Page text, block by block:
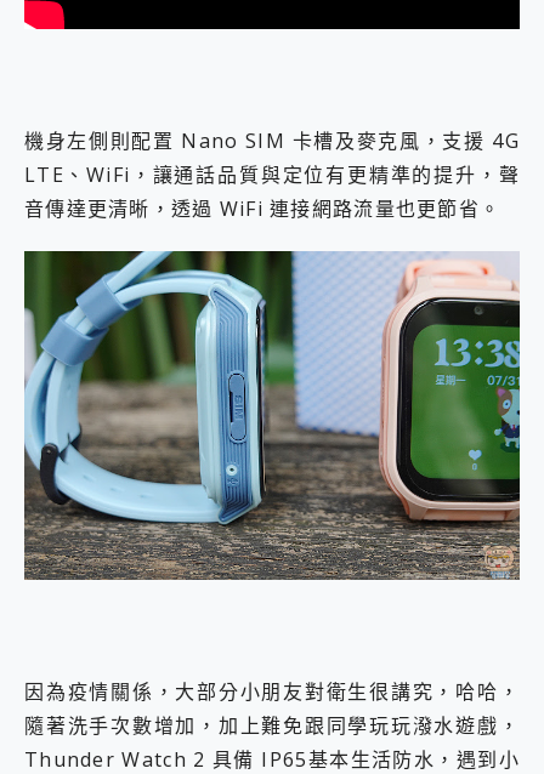
機身左側則配置 Nano SIM 卡槽及麥克風，支援 4G
LTE、WiFi，讓通話品質與定位有更精準的提升，聲
音傳達更清晰，透過 WiFi 連接網路流量也更節省。
因為疫情關係，大部分小朋友對衛生很講究，哈哈，
隨著洗手次數增加，加上難免跟同學玩玩潑水遊戲，
Thunder Watch 2 具備 IP65基本生活防水，遇到小